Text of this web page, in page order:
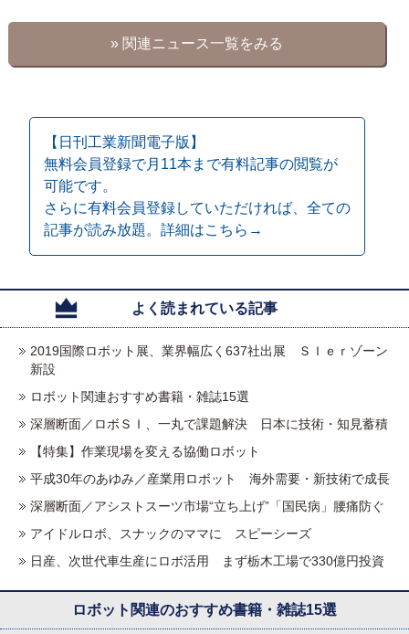
» 関連ニュース一覧をみる
【日刊工業新聞電子版】
無料会員登録で月11本まで有料記事の閲覧が
可能です。
さらに有料会員登録していただければ、全ての
記事が読み放題。詳細はこちら→
よく読まれている記事
2019国際ロボット展、業界幅広く637社出展 ＳＩｅｒゾーン
新設
ロボット関連おすすめ書籍・雑誌15選
深層断面／ロボＳＩ、一丸で課題解決 日本に技術・知見蓄積
【特集】作業現場を変える協働ロボット
平成30年のあゆみ／産業用ロボット 海外需要・新技術で成長
深層断面／アシストスーツ市場“立ち上げ”「国民病」腰痛防ぐ
アイドルロボ、スナックのママに スピーシーズ
日産、次世代車生産にロボ活用 まず栃木工場で330億円投資
ロボット関連のおすすめ書籍・雑誌15選